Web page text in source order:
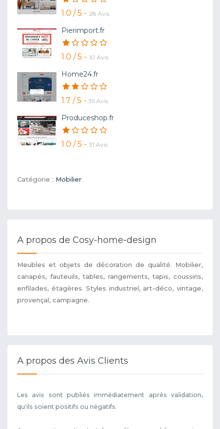
1.0 / 5 - 28 Avis
Pierimport.fr
1.0 / 5 - 10 Avis
Home24.fr
1.7 / 5 - 35 Avis
Produceshop.fr
1.0 / 5 - 31 Avis
Catégorie : Mobilier
A propos de Cosy-home-design
Meubles et objets de décoration de qualité. Mobilier,
canapés, fauteuils, tables, rangements, tapis, coussins,
enfilades, étagères. Styles industriel, art-déco, vintage,
provençal, campagne.
A propos des Avis Clients
Les avis sont publiés immédiatement après validation,
qu'ils soient positifs ou négatifs.